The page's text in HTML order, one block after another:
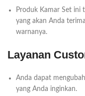
Produk Kamar Set ini
yang akan Anda
warnanya.
Layanan
Anda dapat
yang Anda inginkan.